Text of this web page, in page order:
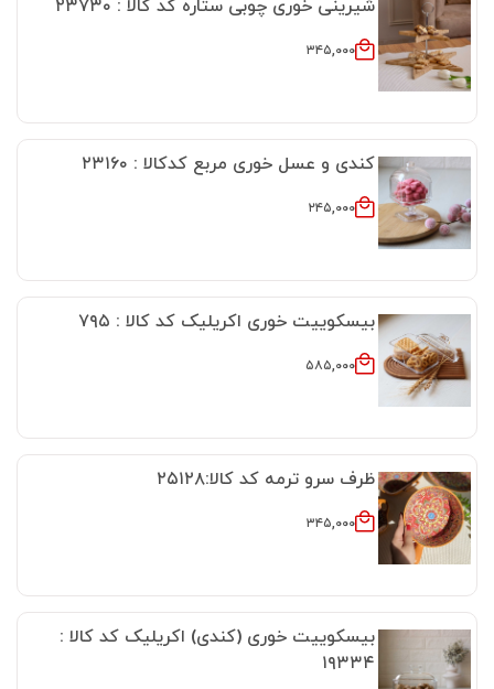
شیرینی خوری چوبی ستاره کد کالا : ۲۳۷۳۰
۳۴۵,۰۰۰
کندی و عسل خوری مربع کدکالا : ۲۳۱۶۰
۲۴۵,۰۰۰
بیسکوییت خوری اکریلیک کد کالا : ۷۹۵
۵۸۵,۰۰۰
ظرف سرو ترمه کد کالا:۲۵۱۲۸
۳۴۵,۰۰۰
بیسکوییت خوری (کندی) اکریلیک کد کالا :
۱۹۳۳۴